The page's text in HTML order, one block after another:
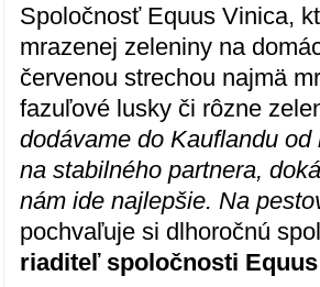
Spoločnosť Equus Vinica,
mrazenej zeleniny na
červenou strechou najmä
fazuľové lusky či rôzne
dodávame do Kauflandu
na stabilného partnera,
nám ide najlepšie. Na
pochvaľuje si dlhoročnú
riaditeľ spoločnosti